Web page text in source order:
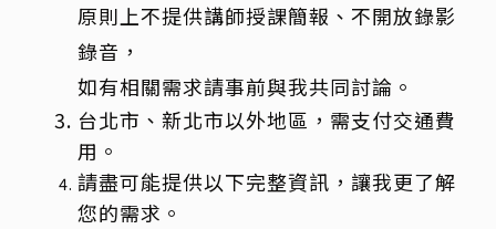
原則上不提供講師授課簡報、不開放錄影
錄音，
如有相關需求請事前與我共同討論。
台北市、新北市以外地區，需支付交通費
用。
請盡可能提供以下完整資訊，讓我更了解
您的需求。